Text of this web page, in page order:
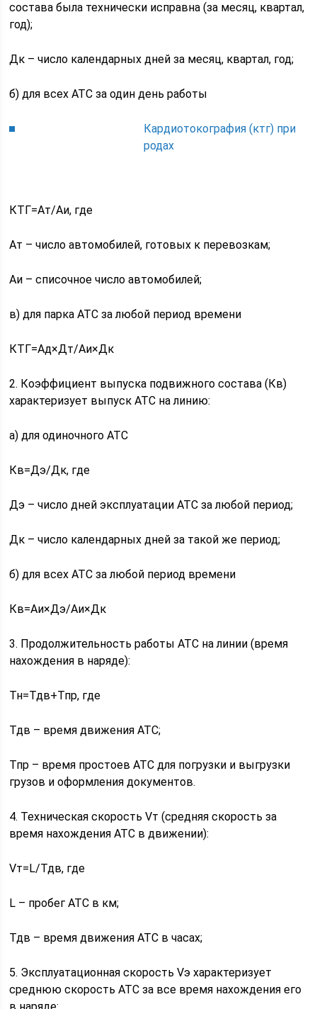
состава была технически исправна (за месяц, квартал,
год);
Дк – число календарных дней за месяц, квартал, год;
б) для всех АТС за один день работы
Кардиотокография (ктг) при
родах
КТГ=Ат/Аи, где
Ат – число автомобилей, готовых к перевозкам;
Аи – списочное число автомобилей;
в) для парка АТС за любой период времени
КТГ=Ад×Дт/Аи×Дк
2. Коэффициент выпуска подвижного состава (Кв)
характеризует выпуск АТС на линию:
а) для одиночного АТС
Кв=Дэ/Дк, где
Дэ – число дней эксплуатации АТС за любой период;
Дк – число календарных дней за такой же период;
б) для всех АТС за любой период времени
Кв=Аи×Дэ/Аи×Дк
3. Продолжительность работы АТС на линии (время
нахождения в наряде):
Тн=Тдв+Тпр, где
Тдв – время движения АТС;
Тпр – время простоев АТС для погрузки и выгрузки
грузов и оформления документов.
4. Техническая скорость Vт (средняя скорость за
время нахождения АТС в движении):
Vт=L/Тдв, где
L – пробег АТС в км;
Тдв – время движения АТС в часах;
5. Эксплуатационная скорость Vэ характеризует
среднюю скорость АТС за все время нахождения его